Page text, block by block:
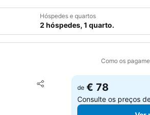
Hóspedes e quartos
2 hóspedes, 1 quarto.
Como os
Partilhar
Adicionar aos favoritos
de € 78
Consulte os preços